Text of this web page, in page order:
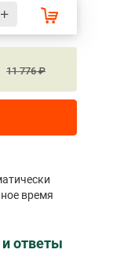
11 776 ₽
время
ответы